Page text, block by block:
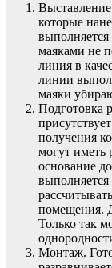
которые
выполняется
маяками не
линия в
линии
маяки
Подготовка
получения
могут иметь
основание
помещения.
Только так
Монтаж.